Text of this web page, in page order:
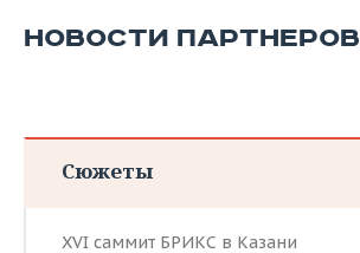
НОВОСТИ ПАРТНЕРОВ
Сюжеты
XVI саммит БРИКС в Казани